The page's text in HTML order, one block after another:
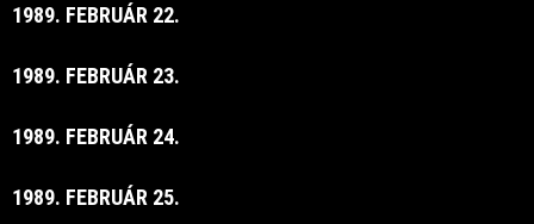
1989. FEBRUÁR 22.
1989. FEBRUÁR 23.
1989. FEBRUÁR 24.
1989. FEBRUÁR 25.